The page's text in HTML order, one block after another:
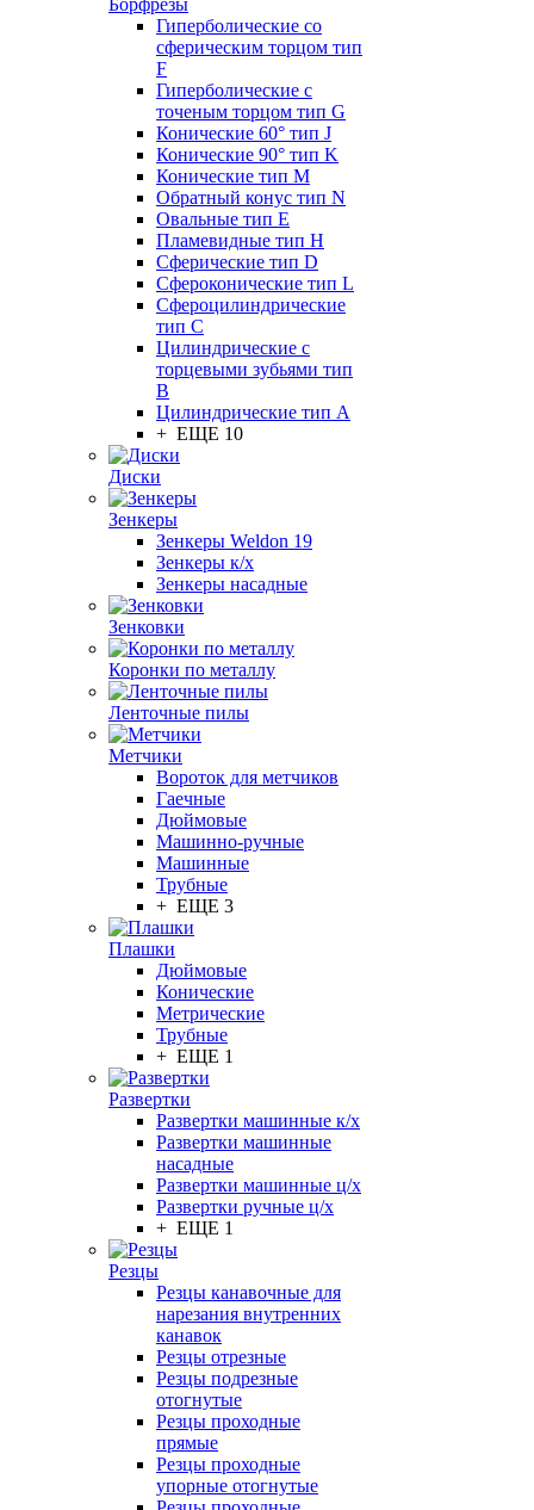
Борфрезы
Гиперболические cо
сферическим торцом тип
F
Гиперболические с
точеным торцом тип G
Конические 60° тип J
Конические 90° тип K
Конические тип M
Обратный конус тип N
Овальные тип E
Пламевидные тип H
Сферические тип D
Сфероконические тип L
Сфероцилиндрические
тип C
Цилиндрические с
торцевыми зубьями тип
B
Цилиндрические тип А
+ ЕЩЕ 10
Диски
Зенкеры
Зенкеры Weldon 19
Зенкеры к/х
Зенкеры насадные
Зенковки
Коронки по металлу
Ленточные пилы
Метчики
Вороток для метчиков
Гаечные
Дюймовые
Машинно-ручные
Машинные
Трубные
+ ЕЩЕ 3
Плашки
Дюймовые
Конические
Метрические
Трубные
+ ЕЩЕ 1
Развертки
Развертки машинные к/х
Развертки машинные
насадные
Развертки машинные ц/х
Развертки ручные ц/х
+ ЕЩЕ 1
Резцы
Резцы канавочные для
нарезания внутренних
канавок
Резцы отрезные
Резцы подрезные
отогнутые
Резцы проходные
прямые
Резцы проходные
упорные отогнутые